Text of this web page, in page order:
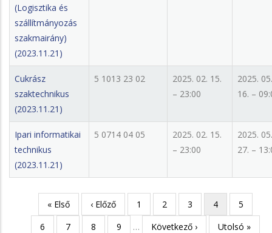
(Logisztika és
szállítmányozás
szakmairány)
(2023.11.21)
Cukrász
szaktechnikus
(2023.11.21)
5 1013 23 02
2025. 02. 15.
– 23:00
2025. 05.
16. –
Ipari informatikai
technikus
(2023.11.21)
5 0714 04 05
2025. 02. 15.
– 23:00
2025. 05.
27. –
Oldalszámozás
Első
oldal
« Első
Előző
oldal
‹ Előző Page
1 Page
2 Page
3
Jelenlegi
oldal
4 Page
5
Page
6 Page
7 Page
8 Page
9 …
Következő
Következő ›
Utolsó
Utolsó »